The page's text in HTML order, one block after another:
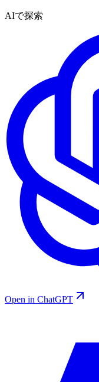
AIで探索
Open in ChatGPT